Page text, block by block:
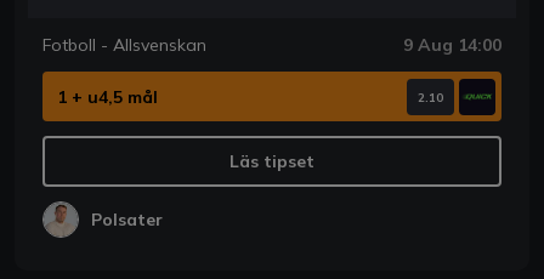
Fotboll - Allsvenskan 9 Aug 14:00
1 + u4,5 mål 2.10
Läs tipset
Polsater